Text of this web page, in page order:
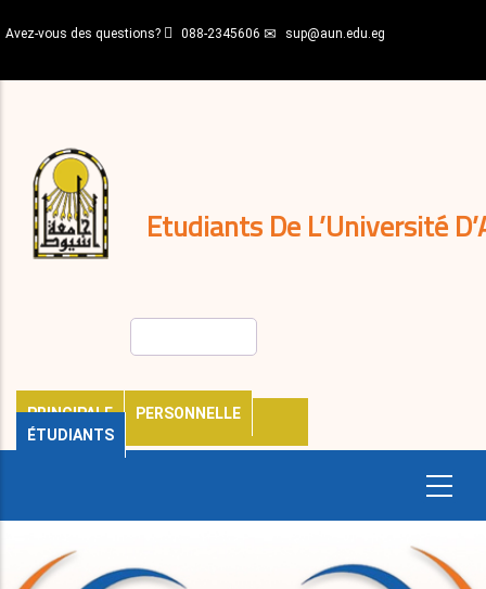
au
principal
Avez-vous des questions? 088-2345606 sup@aun.edu.eg
Etudiants De L’Université
PRINCIPALE
PERSONNELLE
ÉTUDIANTS
décisions
Expatriés
Journal